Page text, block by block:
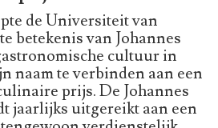
de Universiteit van
betekenis van Johannes
cultuur in
naam te verbinden aan een
prijs. De Johannes
jaarlijks uitgereikt aan een